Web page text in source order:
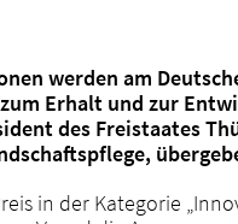
werden am
Erhalt und zur
des Freistaates
in der Kategorie